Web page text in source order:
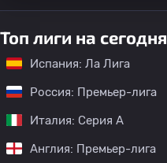
Топ лиги на сегодня
Испания: Ла Лига
Россия: Премьер-лига
Италия: Серия А
Англия: Премьер-лига